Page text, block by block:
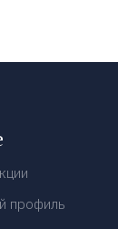
профиль